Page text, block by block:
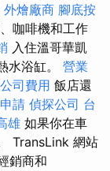
外燴廠商 腳底按
咖啡機和工作
入住溫哥華凱
水浴缸。 營業
司費用 飯店還
請 偵探公司 台
雄 如果你在車
TransLink 網站
銷商和